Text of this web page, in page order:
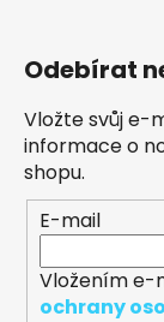
Odebírat
Vložte svůj e-
informace o
shopu.
E-mail
Vložením e-
ochrany